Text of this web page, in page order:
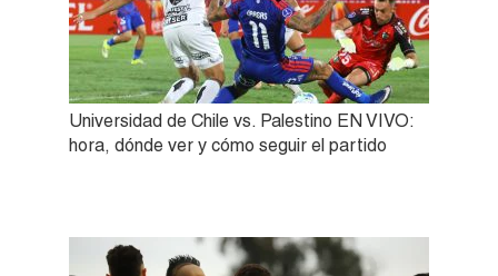
Universidad de Chile vs. Palestino EN VIVO:
hora, dónde ver y cómo seguir el partido